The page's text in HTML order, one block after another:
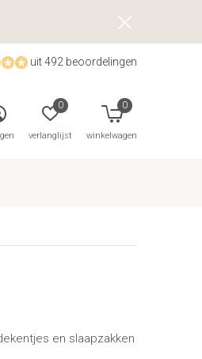
verlanglijst
0
winkelwagen
0
uit 492 beoordelingen
en slaapzakken